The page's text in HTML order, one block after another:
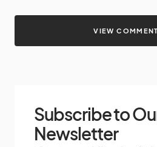
VIEW
Subscribe to
Newsletter